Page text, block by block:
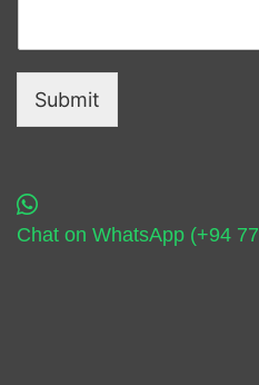
Submit
Chat on WhatsApp (+94